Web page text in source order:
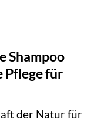
Shampoo
Pflege für
der Natur für